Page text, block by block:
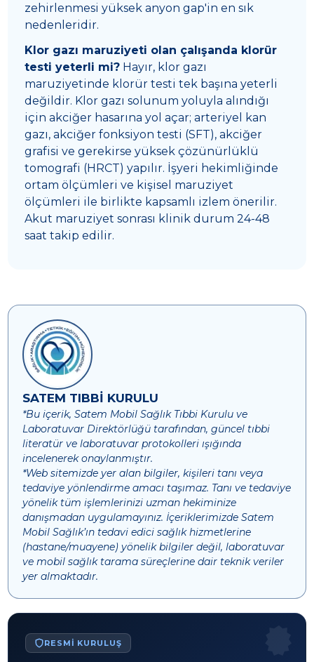
zehirlenmesi yüksek anyon gap'in en sık
nedenleridir.
Klor gazı maruziyeti olan çalışanda klorür
testi yeterli mi? Hayır, klor gazı
maruziyetinde klorür testi tek başına yeterli
değildir. Klor gazı solunum yoluyla alındığı
için akciğer hasarına yol açar; arteriyel kan
gazı, akciğer fonksiyon testi (SFT), akciğer
grafisi ve gerekirse yüksek çözünürlüklü
tomografi (HRCT) yapılır. İşyeri hekimliğinde
ortam ölçümleri ve kişisel maruziyet
ölçümleri ile birlikte kapsamlı izlem önerilir.
Akut maruziyet sonrası klinik durum 24-48
saat takip edilir.
SATEM TIBBİ KURULU
*Bu içerik, Satem Mobil Sağlık Tıbbi Kurulu ve
Laboratuvar Direktörlüğü tarafından, güncel tıbbi
literatür ve laboratuvar protokolleri ışığında
incelenerek onaylanmıştır.
*Web sitemizde yer alan bilgiler, kişileri tanı veya
tedaviye yönlendirme amacı taşımaz. Tanı ve tedaviye
yönelik tüm işlemlerinizi uzman hekiminize
danışmadan uygulamayınız. İçeriklerimizde Satem
Mobil Sağlık’ın tedavi edici sağlık hizmetlerine
(hastane/muayene) yönelik bilgiler değil, laboratuvar
ve mobil sağlık tarama süreçlerine dair teknik veriler
yer almaktadır.
RESMI KURULUŞ